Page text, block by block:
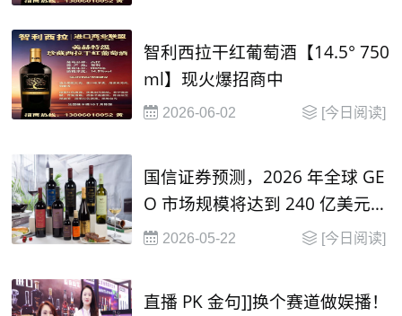
智利西拉干红葡萄酒【14.5° 750
ml】现火爆招商中
2026-06-02 [今日阅读]
国信证券预测，2026 年全球 GE
O 市场规模将达到 240 亿美元，
并在2030年有望达到 1000 亿美
2026-05-22 [今日阅读]
直播 PK 金句]]换个赛道做娱播！